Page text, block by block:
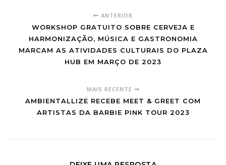
ANTERIOR
WORKSHOP GRATUITO SOBRE CERVEJA E
HARMONIZAÇÃO, MÚSICA E GASTRONOMIA
MARCAM AS ATIVIDADES CULTURAIS DO PLAZA
HUB EM MARÇO DE 2023
MAIS RECENTE
AMBIENTALLIZE RECEBE MEET & GREET COM
ARTISTAS DA BARBIE PINK TOUR 2023